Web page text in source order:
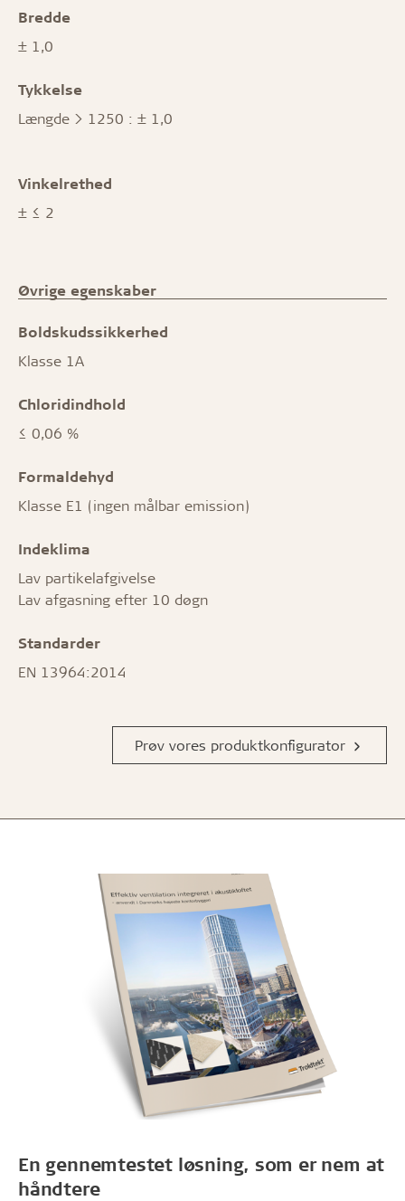
Bredde
± 1,0
Tykkelse
Længde > 1250 : ± 1,0
Vinkelrethed
± ≤ 2
Øvrige egenskaber
Boldskudssikkerhed
Klasse 1A
Chloridindhold
≤ 0,06 %
Formaldehyd
Klasse E1 (ingen målbar emission)
Indeklima
Lav partikelafgivelse
Lav afgasning efter 10 døgn
Standarder
EN 13964:2014
Prøv vores produktkonfigurator
En gennemtestet løsning, som er nem at
håndtere